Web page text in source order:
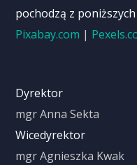
pochodzą z
Pixabay.com |
Dyrektor
mgr Anna Sekta
Wicedyrektor
mgr Agnieszka Kwak